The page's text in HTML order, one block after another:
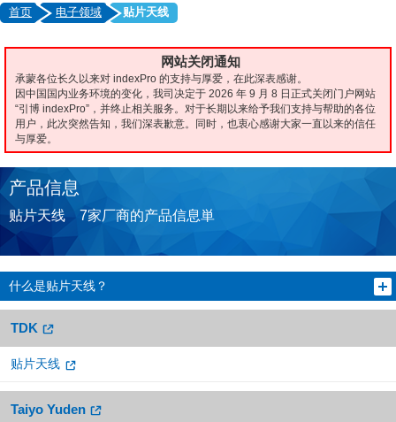
首页 电子领域 贴片天线
网站关闭通知
承蒙各位长久以来对 indexPro 的支持与厚爱，在此深表感谢。
因中国国内业务环境的变化，我司决定于 2026 年 9 月 8 日正式关闭门户网站
“引博 indexPro”，并终止相关服务。对于长期以来给予我们支持与帮助的各位
用户，此次突然告知，我们深表歉意。同时，也衷心感谢大家一直以来的信任
与厚爱。
产品信息
贴片天线 7家厂商的产品信息単
什么是贴片天线？
TDK
贴片天线
Taiyo Yuden